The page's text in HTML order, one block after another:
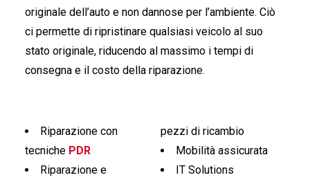
originale dell’auto e non dannose per l’ambiente. Ciò
ci permette di ripristinare qualsiasi veicolo al suo
stato originale, riducendo al massimo i tempi di
consegna e il costo della riparazione.
Riparazione con
tecniche PDR
Riparazione e
pezzi di ricambio
Mobilità assicurata
IT Solutions